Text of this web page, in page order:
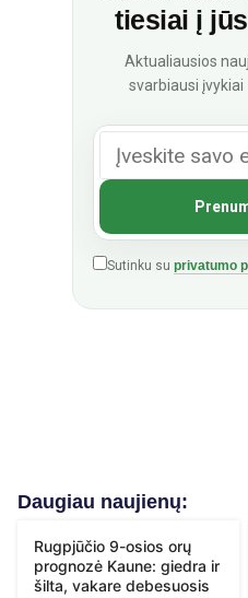
tiesiai į
Aktualiausios
svarbiausi įvykiai
Sutinku su privatumo
Daugiau naujienų:
Rugpjūčio 9-osios orų
prognozė Kaune: giedra ir
šilta, vakare debesuosis